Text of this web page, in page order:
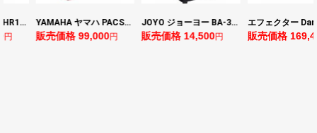
販売価格 14,500 販売価格 169,400 販売価格